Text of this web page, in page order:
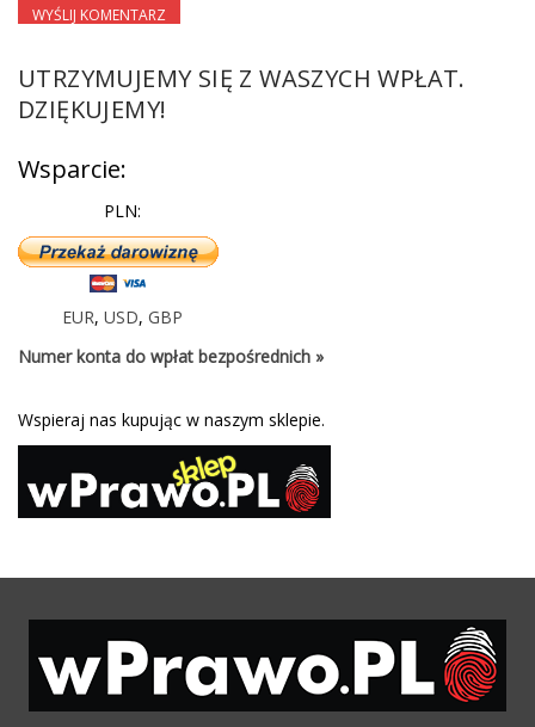
UTRZYMUJEMY SIĘ Z WASZYCH WPŁAT.
DZIĘKUJEMY!
Wsparcie:
PLN:
EUR, USD, GBP
Numer konta do wpłat bezpośrednich »
Wspieraj nas kupując w naszym sklepie.